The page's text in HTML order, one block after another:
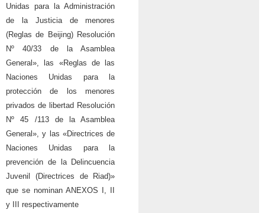
Unidas para la Administración
de la Justicia de menores
(Reglas de Beijing) Resolución
Nº 40/33 de la Asamblea
General», las «Reglas de las
Naciones Unidas para la
protección de los menores
privados de libertad Resolución
Nº 45 /113 de la Asamblea
General», y las «Directrices de
Naciones Unidas para la
prevención de la Delincuencia
Juvenil (Directrices de Riad)»
que se nominan ANEXOS I, II
y III respectivamente